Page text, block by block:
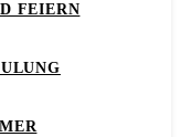
FEIERN